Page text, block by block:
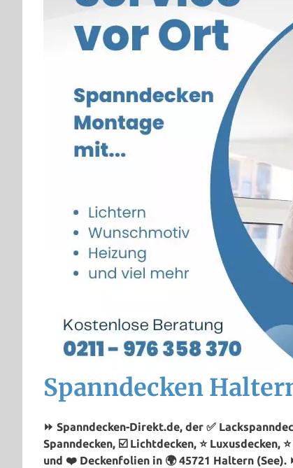
Spanndecken
⏩ Spanndecken-Direkt.de, der ✅
Spanndecken, ☑️ Lichtdecken, ⭐ Luxusdecken,
und ❤️ Deckenfolien in 🌍 45721 Haltern (See).